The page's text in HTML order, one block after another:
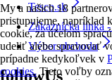
My a našich 18
pristupujeme, napríklad
cookie, za účelom
udeliť alebo spravovať
prípadne kedykoľvek v
cookies. Tieto voľby
Tesco.sk
Zákaznícka linka
Výber obchodu
followUs